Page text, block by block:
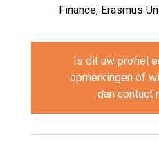
Finance, Erasmus
Is dit uw profiel
opmerkingen of
dan contact